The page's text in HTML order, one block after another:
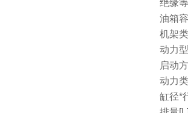
绝缘
油箱
机架
动力
启动
动力
缸径*